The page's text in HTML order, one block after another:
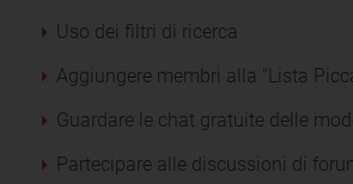
Uso dei filtri di ricerca
Aggiungere membri alla "Lista
Guardare le chat gratuite delle
Partecipare alle discussioni di